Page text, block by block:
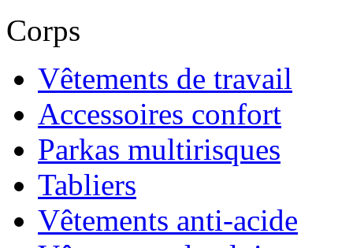
Corps
Vêtements de travail
Accessoires confort
Parkas multirisques
Tabliers
Vêtements anti-acide